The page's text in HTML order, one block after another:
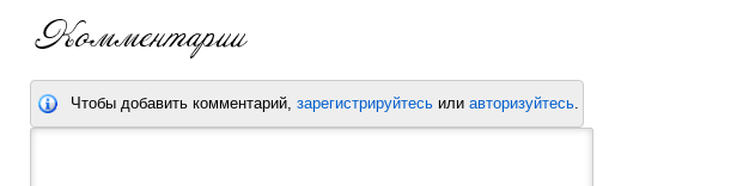
Чтобы добавить комментарий, зарегистрируйтесь или авторизуйтесь.